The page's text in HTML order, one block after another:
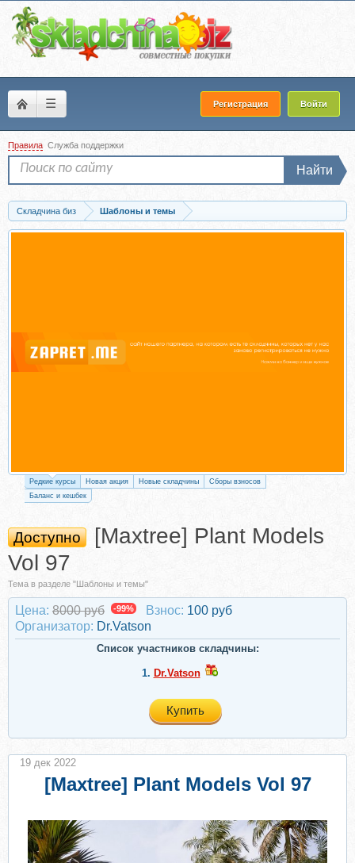
☰ Регистрация Войти
Правила Служба поддержки
Найти
Складчина биз
Шаблоны и темы
Скачать [Maxtree] Plant Models Vol 97
Редкие курсы Новая акция Новые складчины
Сборы взносов
Баланс и кешбек
Доступно
[Maxtree] Plant Models
Vol 97
Тема в разделе "Шаблоны и темы"
Цена: 8000 руб -99% Взнос: 100 руб
Организатор: Dr.Vatson
Список участников складчины:
1. Dr.Vatson
Купить
[Maxtree] Plant Models Vol 97
19 дек 2022